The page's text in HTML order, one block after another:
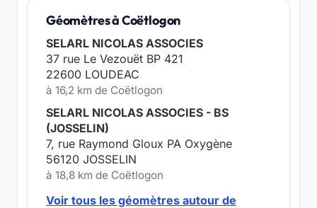
Géomètres à Coëtlogon
SELARL NICOLAS ASSOCIES
37 rue Le Vezouët BP 421
22600 LOUDEAC
à 16,2 km de Coëtlogon
SELARL NICOLAS ASSOCIES - BS
(JOSSELIN)
7, rue Raymond Gloux PA Oxygène
56120 JOSSELIN
à 18,8 km de Coëtlogon
Voir tous les géomètres autour de